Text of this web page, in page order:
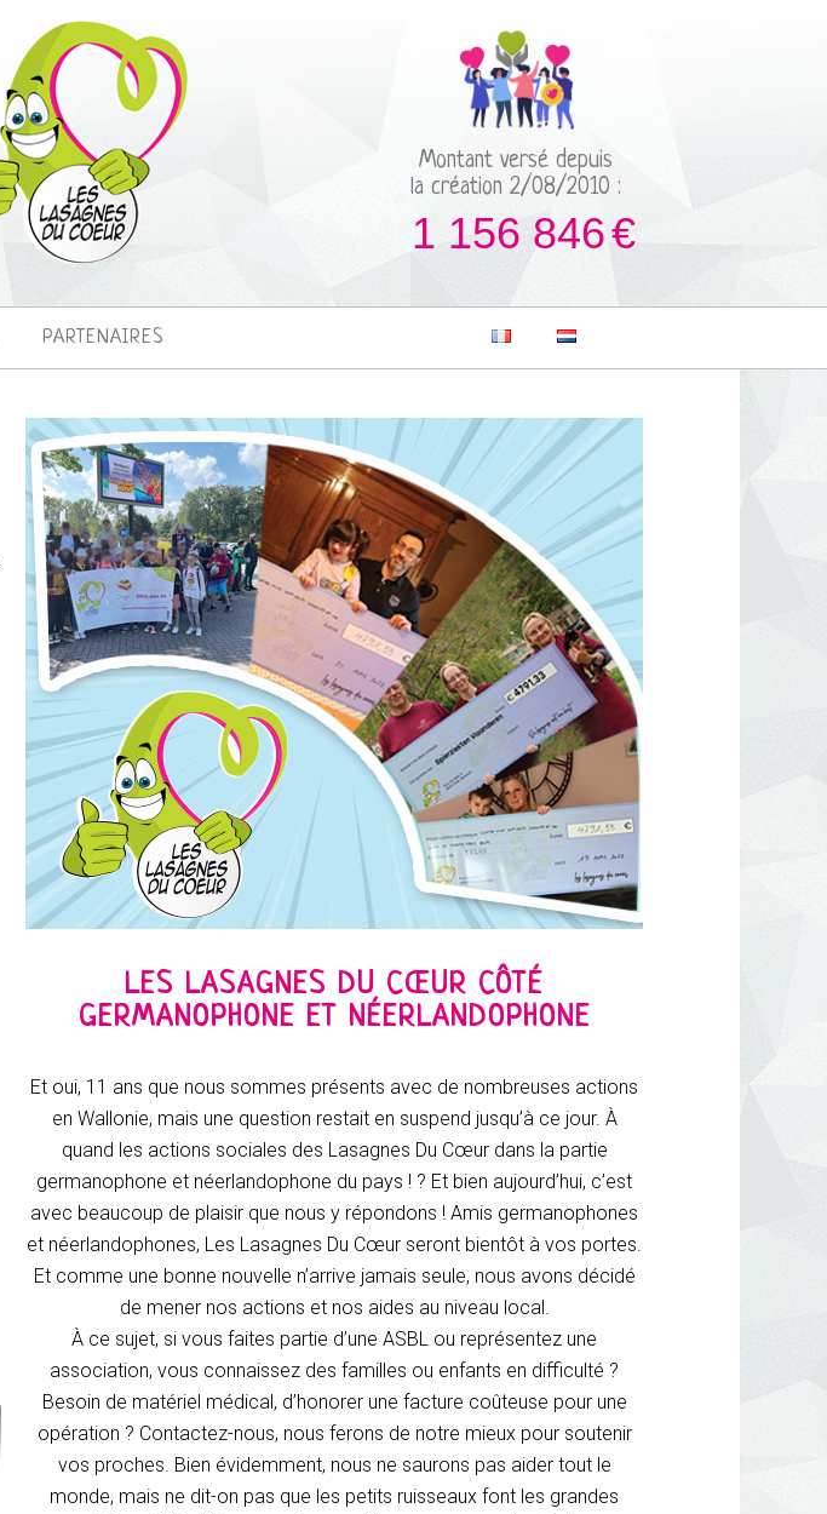
Montant versé depuis
la création 2/08/2010 :
1 156 846€
PARTENAIRES
LES LASAGNES DU CŒUR CÔTÉ
GERMANOPHONE ET NÉERLANDOPHONE
Et oui, 11 ans que nous sommes présents avec de nombreuses actions
en Wallonie, mais une question restait en suspend jusqu’à ce jour. À
quand les actions sociales des Lasagnes Du Cœur dans la partie
germanophone et néerlandophone du pays ! ? Et bien aujourd’hui, c’est
avec beaucoup de plaisir que nous y répondons ! Amis germanophones
et néerlandophones, Les Lasagnes Du Cœur seront bientôt à vos portes.
Et comme une bonne nouvelle n’arrive jamais seule, nous avons décidé
de mener nos actions et nos aides au niveau local.
À ce sujet, si vous faites partie d’une ASBL ou représentez une
association, vous connaissez des familles ou enfants en difficulté ?
Besoin de matériel médical, d’honorer une facture coûteuse pour une
opération ? Contactez-nous, nous ferons de notre mieux pour soutenir
vos proches. Bien évidemment, nous ne saurons pas aider tout le
monde, mais ne dit-on pas que les petits ruisseaux font les grandes